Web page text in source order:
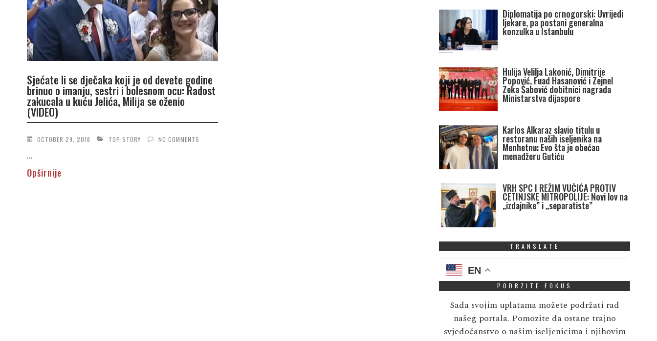
Sjećate li se dječaka koji je od devete godine
brinuo o imanju, sestri i bolesnom ocu: Radost
zakucala u kuću Jelića, Milija se oženio
(VIDEO)
OCTOBER 29, 2018 TOP STORY NO COMMENTS
...
Opširnije
Diplomatija po crnogorski: Uvrijedi
ljekare, pa postani generalna
konzulka u Istanbulu
Hulija Velilja Lakonić, Dimitrije
Popović, Fuad Hasanović i Zejnel
Zeka Šabović dobitnici nagrada
Ministarstva dijaspore
Karlos Alkaraz slavio titulu u
restoranu naših iseljenika na
Menhetnu: Evo šta je obećao
menadžeru Gutiću
VRH SPC I REŽIM VUČIĆA PROTIV
CETINJSKE MITROPOLIJE: Novi lov na
„izdajnike” i „separatiste”
TRANSLATE
EN
PODRZITE FOKUS
Sada svojim uplatama možete podržati rad
našeg portala. Pomozite da ostane trajno
svjedočanstvo o našim iseljenicima i njihovim